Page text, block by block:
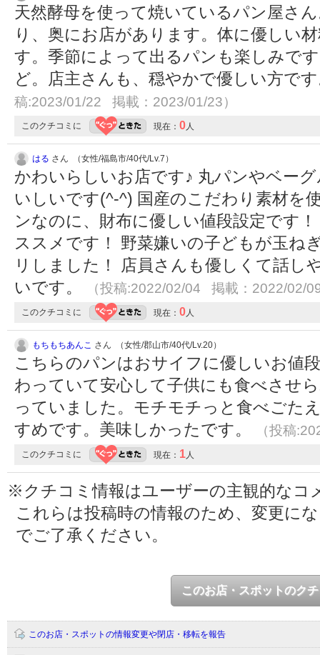
天然酵母を使って焼いているパン屋さ
り、奥にお店があります。体に優しい
す。季節によって出るパンも楽しみで
ど。店主さんも、穏やかで優しい方で
稿:2023/01/22 掲載：2023/01/23）
このクチコミに 現在： 0 人
はる さん （女性/福島市/40代/Lv.7）
かわいらしいお店です♪ 丸パンやベー
いしいです(^-^) 国産のこだわり素材を
ンなのに、財布に優しい値段設定です
ススメです！ 野菜嫌いの子どもが玉ね
リしました！ 店員さんも優しくて話し
いです。
（投稿:2022/02/04 掲載：2022/02/
このクチコミに 現在： 0 人
もちもちあんこ さん （女性/郡山市/40代/Lv.20）
こちらのパンはおサイフに優しいお値
わっていて安心して子供にも食べさせ
っていました。モチモチっと食べごた
すめです。美味しかったです。
（投稿
このクチコミに 現在： 1 人
※クチコミ情報はユーザーの主観的なコ
これらは投稿時の情報のため、変更に
でご了承ください。
このお店・スポットのク
このお店・スポットの情報変更や閉店・移転を報告